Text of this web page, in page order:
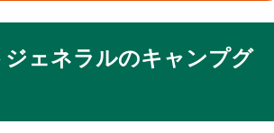
ェネラルのキャンプグ